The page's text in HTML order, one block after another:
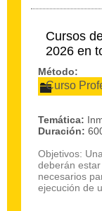
Cursos
2026 en
Método:
Curso
Temática:
Duración:
Objetivos:
deberán
necesarios
ejecución de